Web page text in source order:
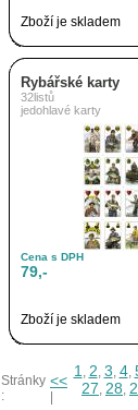
Zboží je skladem
Rybářské karty
32listů
jedohlavé karty
Cena s DPH
79,-
Zboží je skladem
Stránky
:
<<
1, 2, 3, 4,
27, 28,